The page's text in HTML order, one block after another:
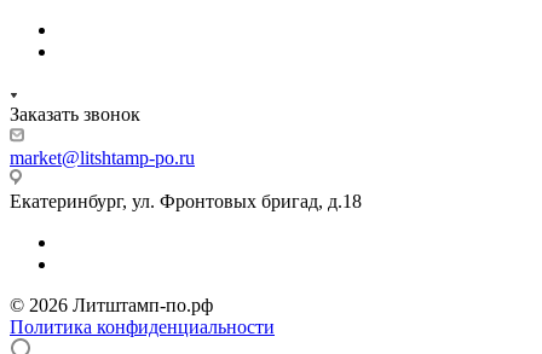
Заказать звонок
market@litshtamp-po.ru
Екатеринбург, ул. Фронтовых бригад, д.18
© 2026 Литштамп-по.рф
Политика конфиденциальности